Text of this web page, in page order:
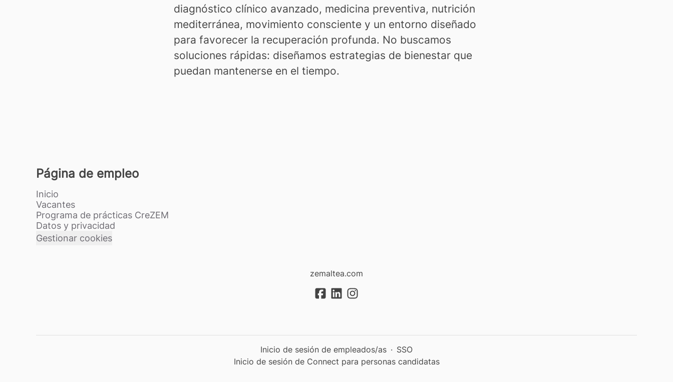
diagnóstico clínico avanzado, medicina preventiva, nutrición
mediterránea, movimiento consciente y un entorno diseñado
para favorecer la recuperación profunda. No buscamos
soluciones rápidas: diseñamos estrategias de bienestar que
puedan mantenerse en el tiempo.
Página de empleo
Inicio
Vacantes
Programa de prácticas CreZEM
Datos y privacidad
Gestionar cookies
zemaltea.com
Inicio de sesión de empleados/as · SSO
Inicio de sesión de Connect para personas candidatas